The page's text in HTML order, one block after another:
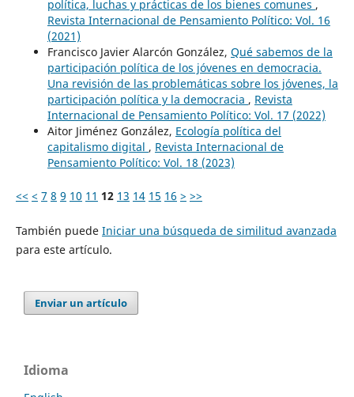
política, luchas y prácticas de los bienes comunes ,
Revista Internacional de Pensamiento Político: Vol. 16
(2021)
Francisco Javier Alarcón González, Qué sabemos de la
participación política de los jóvenes en democracia.
Una revisión de las problemáticas sobre los jóvenes, la
participación política y la democracia , Revista
Internacional de Pensamiento Político: Vol. 17 (2022)
Aitor Jiménez González, Ecología política del
capitalismo digital , Revista Internacional de
Pensamiento Político: Vol. 18 (2023)
<< < 7 8 9 10 11 12 13 14 15 16 > >>
También puede Iniciar una búsqueda de similitud avanzada
para este artículo.
Enviar un artículo
Idioma